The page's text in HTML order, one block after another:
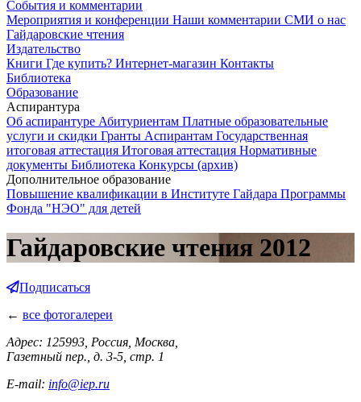
События и комментарии
Мероприятия и конференции Наши комментарии СМИ о нас
Гайдаровские чтения
Издательство
Книги Где купить? Интернет-магазин Контакты
Библиотека
Образование
Аспирантура
Об аспирантуре Абитуриентам Платные образовательные
услуги и скидки Гранты Аспирантам Государственная
итоговая аттестация Итоговая аттестация Нормативные
документы Библиотека Конкурсы (архив)
Дополнительное образование
Повышение квалификации в Институте Гайдара Программы
Фонда "НЭО" для детей
Гайдаровские чтения 2012
Подписаться
← все фотогалереи
Адрес: 125993, Россия, Москва,
Газетный пер., д. 3-5, стр. 1
E-mail: info@iep.ru